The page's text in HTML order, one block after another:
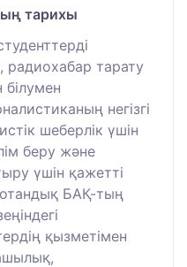
тарихы
радиохабар тарату
негізгі
шеберлік үшін
беру және
үшін қажетті
отандық БАҚ-тың
қызметімен